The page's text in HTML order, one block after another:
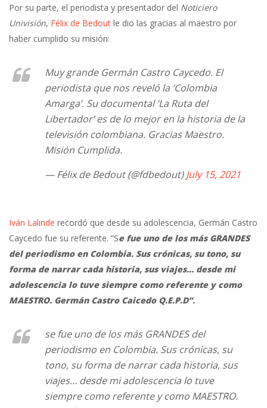
Por su parte, el periodista y presentador del Noticiero
Univisión, Félix de Bedout le dio las gracias al maestro por
haber cumplido su misión:
Muy grande Germán Castro Caycedo. El
periodista que nos reveló la ‘Colombia
Amarga’. Su documental ‘La Ruta del
Libertador’ es de lo mejor en la historia de la
televisión colombiana. Gracias Maestro.
Misión Cumplida.
— Félix de Bedout (@fdbedout)July 15, 2021
Iván Lalinde recordó que desde su adolescencia, Germán Castro
Caycedo fue su referente. “Se fue uno de los más GRANDES
del periodismo en Colombia. Sus crónicas, su tono, su
forma de narrar cada historia, sus viajes… desde mi
adolescencia lo tuve siempre como referente y como
MAESTRO. Germán Castro Caicedo Q.E.P.D”.
se fue uno de los más GRANDES del
periodismo en Colombia. Sus crónicas, su
tono, su forma de narrar cada historia, sus
viajes… desde mi adolescencia lo tuve
siempre como referente y como MAESTRO.